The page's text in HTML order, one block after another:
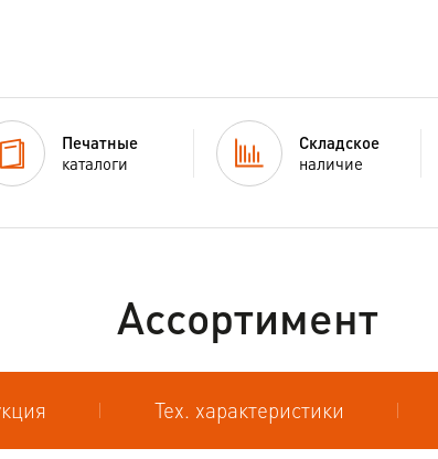
Печатные
каталоги
Складское
наличие
Ассортимент
Тех. характеристики